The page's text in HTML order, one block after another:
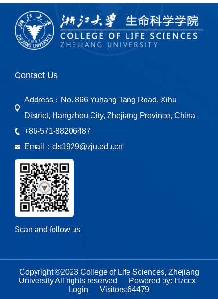
Contact Us
Address： No. 866 Yuhang Tang Road, Xihu
District, Hangzhou City, Zhejiang Province, China
+86-571-88206487
Email： cls1929@zju.edu.cn
Scan and follow us
Copyright ©2023 College of Life Sciences, Zhejiang
University All rights reserved
Powered by: Hzccx
Login
Visitors:64479